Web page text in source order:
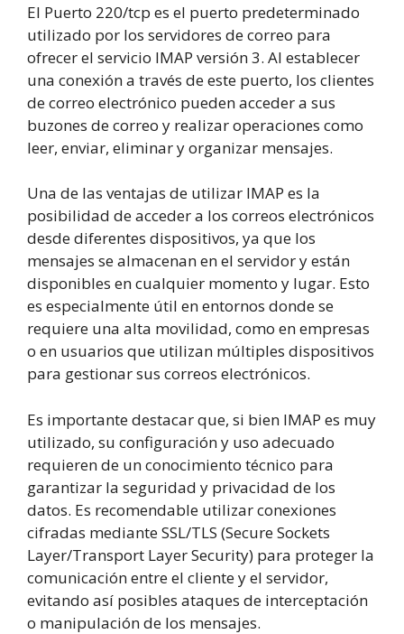
El Puerto 220/tcp es el puerto predeterminado
utilizado por los servidores de correo para
ofrecer el servicio IMAP versión 3. Al establecer
una conexión a través de este puerto, los clientes
de correo electrónico pueden acceder a sus
buzones de correo y realizar operaciones como
leer, enviar, eliminar y organizar mensajes.
Una de las ventajas de utilizar IMAP es la
posibilidad de acceder a los correos electrónicos
desde diferentes dispositivos, ya que los
mensajes se almacenan en el servidor y están
disponibles en cualquier momento y lugar. Esto
es especialmente útil en entornos donde se
requiere una alta movilidad, como en empresas
o en usuarios que utilizan múltiples dispositivos
para gestionar sus correos electrónicos.
Es importante destacar que, si bien IMAP es muy
utilizado, su configuración y uso adecuado
requieren de un conocimiento técnico para
garantizar la seguridad y privacidad de los
datos. Es recomendable utilizar conexiones
cifradas mediante SSL/TLS (Secure Sockets
Layer/Transport Layer Security) para proteger la
comunicación entre el cliente y el servidor,
evitando así posibles ataques de interceptación
o manipulación de los mensajes.